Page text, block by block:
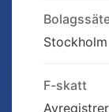
Stockholm
F-skatt